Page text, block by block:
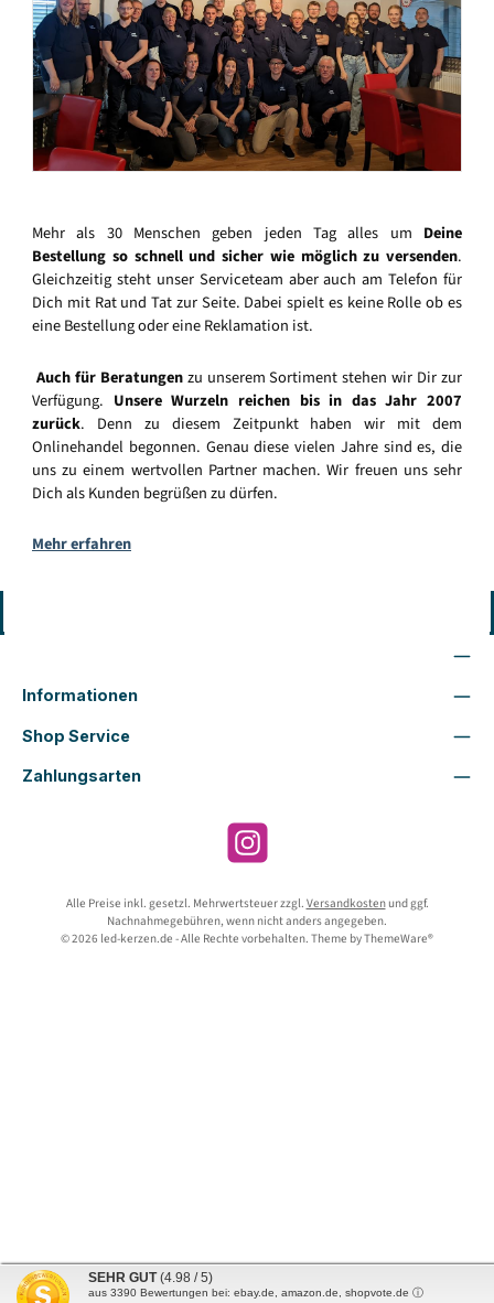
Mehr als 30 Menschen geben jeden Tag alles um Deine
Bestellung so schnell und sicher wie möglich zu versenden.
Gleichzeitig steht unser Serviceteam aber auch am Telefon für
Dich mit Rat und Tat zur Seite. Dabei spielt es keine Rolle ob es
eine Bestellung oder eine Reklamation ist.
Auch für Beratungenzu unserem Sortiment stehen wir Dir zur
Verfügung. Unsere Wurzeln reichen bis in das Jahr 2007
zurück. Denn zu diesem Zeitpunkt haben wir mit dem
Onlinehandel begonnen. Genau diese vielen Jahre sind es, die
uns zu einem wertvollen Partner machen. Wir freuen uns sehr
Dich als Kunden begrüßen zu dürfen.
Mehr erfahren
Informationen
Shop Service
Zahlungsarten
Instagram
Alle Preise inkl. gesetzl. Mehrwertsteuer zzgl. Versandkostenund ggf.
Nachnahmegebühren, wenn nicht anders angegeben.
© 2026 led-kerzen.de - Alle Rechte vorbehalten. Theme byThemeWare®
SEHR GUT (4.98 / 5)
aus 3390 Bewertungen bei: ebay.de, amazon.de, shopvote.de ⓘ